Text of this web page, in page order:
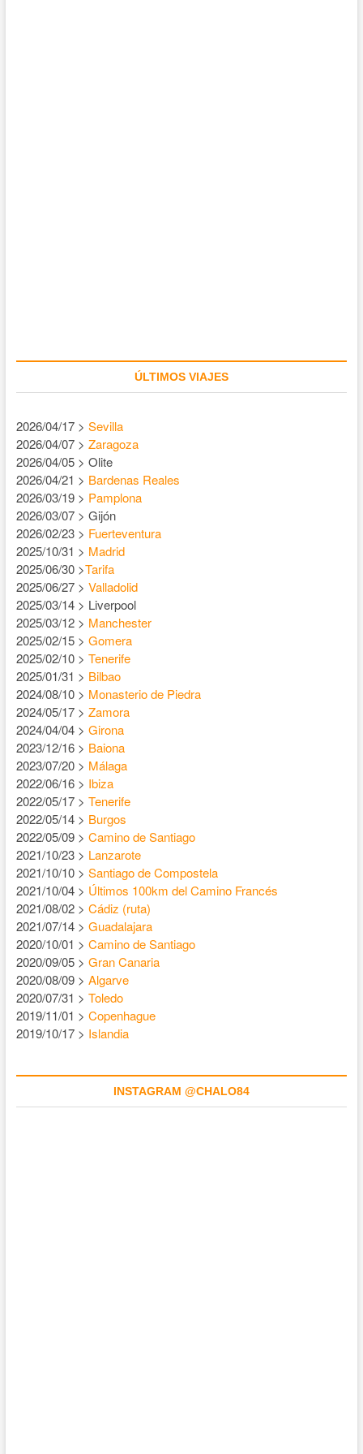
ÚLTIMOS VIAJES
2026/04/17 > Sevilla
2026/04/07 > Zaragoza
2026/04/05 > Olite
2026/04/21 > Bardenas Reales
2026/03/19 > Pamplona
2026/03/07 > Gijón
2026/02/23 > Fuerteventura
2025/10/31 > Madrid
2025/06/30 >Tarifa
2025/06/27 > Valladolid
2025/03/14 > Liverpool
2025/03/12 > Manchester
2025/02/15 > Gomera
2025/02/10 > Tenerife
2025/01/31 > Bilbao
2024/08/10 > Monasterio de Piedra
2024/05/17 > Zamora
2024/04/04 > Girona
2023/12/16 > Baiona
2023/07/20 > Málaga
2022/06/16 > Ibiza
2022/05/17 > Tenerife
2022/05/14 > Burgos
2022/05/09 > Camino de Santiago
2021/10/23 > Lanzarote
2021/10/10 > Santiago de Compostela
2021/10/04 > Últimos 100km del Camino Francés
2021/08/02 > Cádiz (ruta)
2021/07/14 > Guadalajara
2020/10/01 > Camino de Santiago
2020/09/05 > Gran Canaria
2020/08/09 > Algarve
2020/07/31 > Toledo
2019/11/01 > Copenhague
2019/10/17 > Islandia
INSTAGRAM @CHALO84